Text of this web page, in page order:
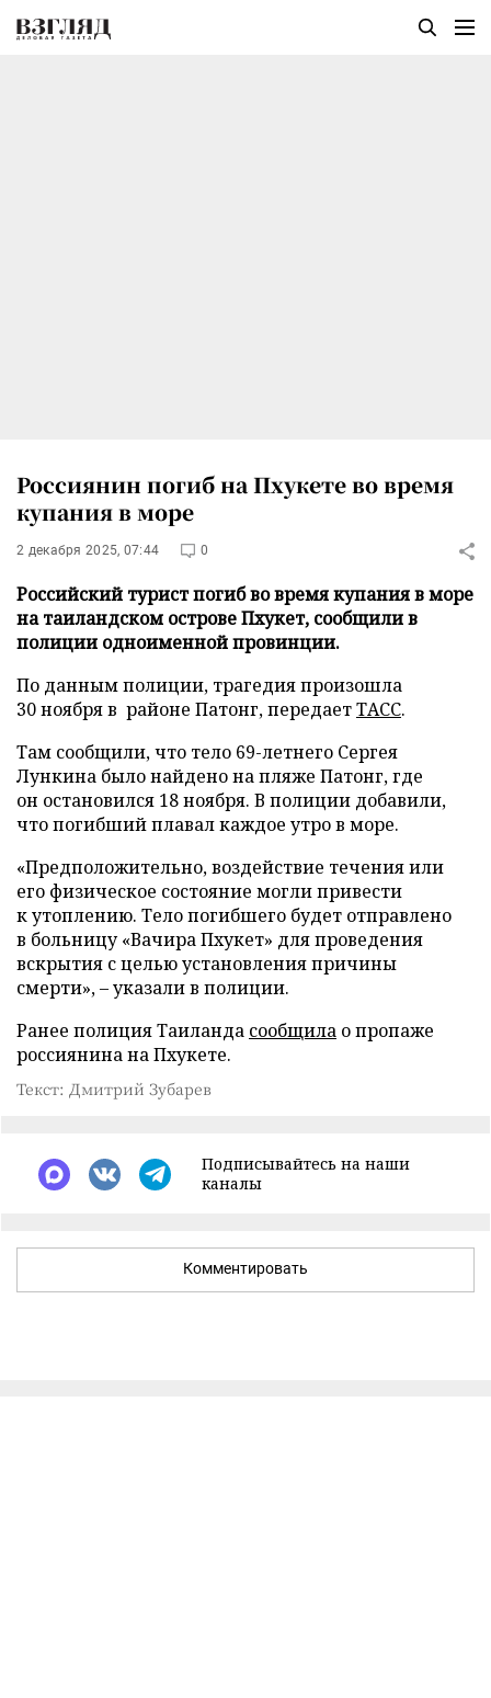
Россиянин погиб на Пхукете во время
купания в море
2 декабря 2025, 07:44 0
Российский турист погиб во время купания в море
на таиландском острове Пхукет, сообщили в
полиции одноименной провинции.
По данным полиции, трагедия произошла
30 ноября в районе Патонг, передаетТАСС.
Там сообщили, что тело 69-летнего Сергея
Лункина было найдено на пляже Патонг, где
он остановился 18 ноября. В полиции добавили,
что погибший плавал каждое утро в море.
«Предположительно, воздействие течения или
его физическое состояние могли привести
к утоплению. Тело погибшего будет отправлено
в больницу «Вачира Пхукет» для проведения
вскрытия с целью установления причины
смерти», – указали в полиции.
Ранее полиция Таиланда сообщила о пропаже
россиянина на Пхукете.
Текст: Дмитрий Зубарев
Подписывайтесь на наши
каналы
Комментировать